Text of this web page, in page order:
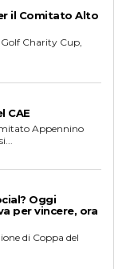
il Comitato Alto
Charity Cup,
CAE
Appennino
Oggi
per vincere, ora
di Coppa del